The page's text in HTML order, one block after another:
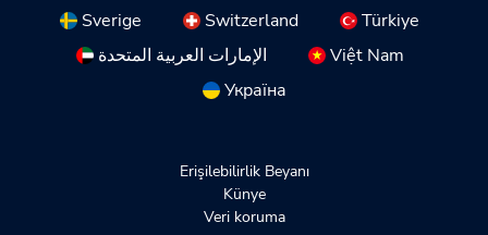
Sverige
Switzerland
Türkiye
الإمارات العربية المتحدة
Việt Nam
Україна
Erişilebilirlik Beyanı
Künye
Veri koruma